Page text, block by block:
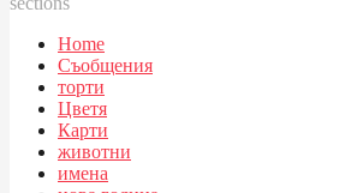
Home
Съобщения
торти
Цветя
Карти
животни
имена